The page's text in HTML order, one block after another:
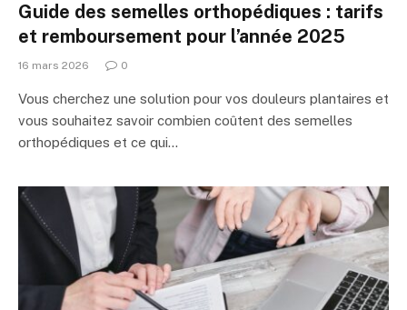
Guide des semelles orthopédiques : tarifs
et remboursement pour l’année 2025
16 mars 2026 0
Vous cherchez une solution pour vos douleurs plantaires et
vous souhaitez savoir combien coûtent des semelles
orthopédiques et ce qui…